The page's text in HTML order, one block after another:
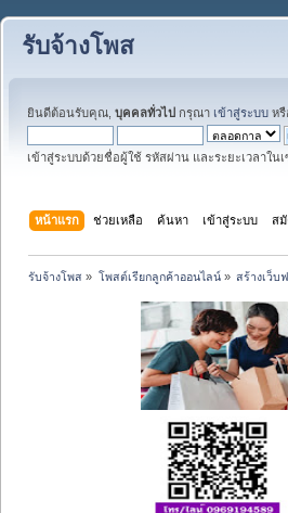
รับจ้างโพส
ยินดีต้อนรับคุณ, บุคคลทั่วไป กรุณา เข้าสู่ระบบ หรื
เข้าสู่ระบบด้วยชื่อผู้ใช้ รหัสผ่าน และระยะเวลาใน
หน้าแรก ช่วยเหลือ ค้นหา เข้าสู่ระบบ ส
รับจ้างโพส » โพสต์เรียกลูกค้าออนไลน์» สร้างเว็บ